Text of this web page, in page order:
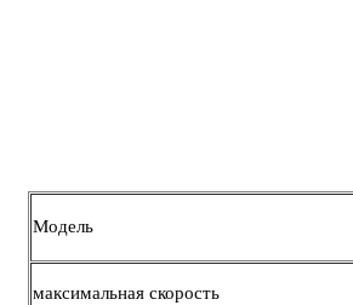
Модель
максимальная скорость